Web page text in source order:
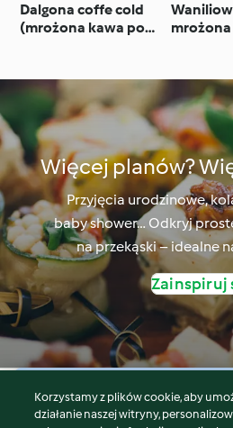
Dalgona coffe cold
(mrożona kawa po
mrożona
Więcej planów?
Przyjęcia urodzinowe,
baby shower… Odkryj
na przekąski – idealne
Zainspiruj
© Copyright 2026
Korzystamy z plików cookie, aby
działanie naszej witryny,